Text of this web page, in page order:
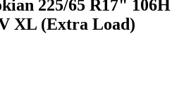
225/65 R17" 106H
XL (Extra Load)